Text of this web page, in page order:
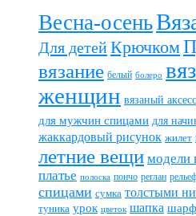
Весна-осень
Для детейКрючком
вязание белый болеро
женщин вязаный
для мужчин спицами для
жаккардовый рисунок жилет
летние вещи модели
платье полоска пончо реглан
спицами сумка толстыми
туника урок цветок шапка шарф